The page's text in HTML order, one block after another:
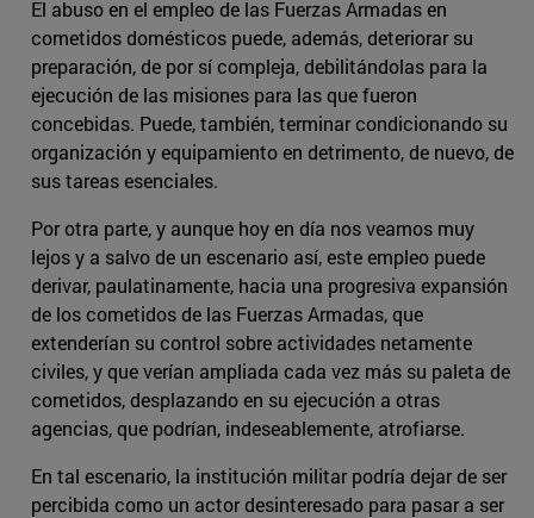
El abuso en el empleo de las Fuerzas Armadas en
cometidos domésticos puede, además, deteriorar su
preparación, de por sí compleja, debilitándolas para la
ejecución de las misiones para las que fueron
concebidas. Puede, también, terminar condicionando su
organización y equipamiento en detrimento, de nuevo, de
sus tareas esenciales.
Por otra parte, y aunque hoy en día nos veamos muy
lejos y a salvo de un escenario así, este empleo puede
derivar, paulatinamente, hacia una progresiva expansión
de los cometidos de las Fuerzas Armadas, que
extenderían su control sobre actividades netamente
civiles, y que verían ampliada cada vez más su paleta de
cometidos, desplazando en su ejecución a otras
agencias, que podrían, indeseablemente, atrofiarse.
En tal escenario, la institución militar podría dejar de ser
percibida como un actor desinteresado para pasar a ser